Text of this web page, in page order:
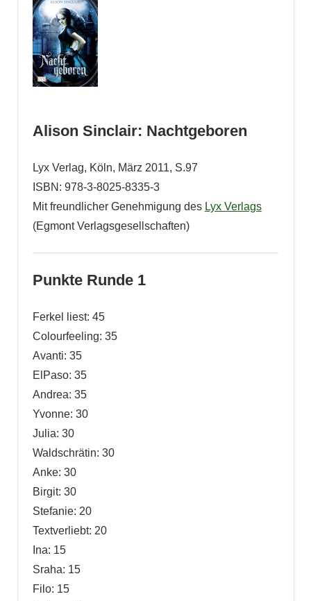
Alison Sinclair: Nachtgeboren
Lyx Verlag, Köln, März 2011, S.97
ISBN: 978-3-8025-8335-3
Mit freundlicher Genehmigung des Lyx Verlags
(Egmont Verlagsgesellschaften)
Punkte Runde 1
Ferkel liest: 45
Colourfeeling: 35
Avanti: 35
ElPaso: 35
Andrea: 35
Yvonne: 30
Julia: 30
Waldschrätin: 30
Anke: 30
Birgit: 30
Stefanie: 20
Textverliebt: 20
Ina: 15
Sraha: 15
Filo: 15